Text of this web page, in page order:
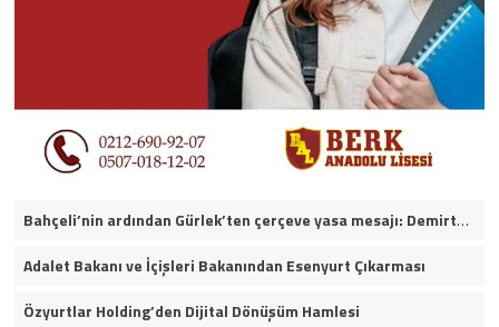
Bahçeli’nin ardından Gürlek’ten çerçeve yasa mesajı: Demirtaş ve Ahmet Özer yararlanamayacak
Adalet Bakanı ve İçişleri Bakanından Esenyurt Çıkarması
Özyurtlar Holding’den Dijital Dönüşüm Hamlesi